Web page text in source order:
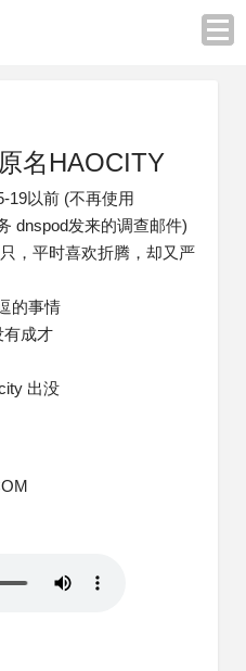
名HAOCITY
19以前 (不再使用
dnspod发来的调查邮件)
，平时喜欢折腾，却又严
的事情
有成才
出没